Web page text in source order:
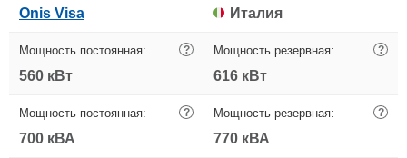
Onis Visa Италия
Мощность постоянная: ?
560 кВт
Мощность резервная: ?
616 кВт
Мощность постоянная: ?
700 кВА
Мощность резервная: ?
770 кВА